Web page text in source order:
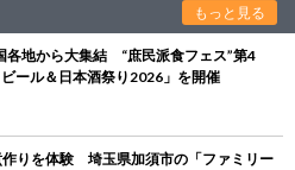
もっと見る
各地から大集結 “庶民派食フェス”第4
ール＆日本酒祭り2026」を開催
りを体験 埼玉県加須市の「ファミリー